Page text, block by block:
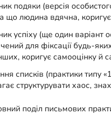
подяки (версія
що людина вдячна,
успіху (ще один варіант
для фіксації будь-
коригує самооцінку й
списків (практики типу
структурувати хаос,
поділ письмових